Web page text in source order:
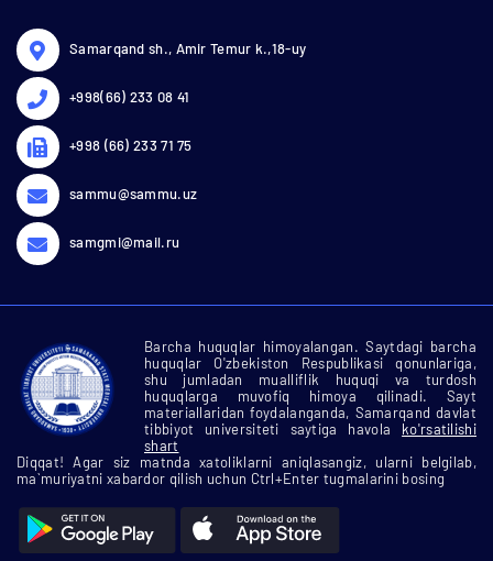
Samarqand sh., Amir Temur k.,18-uy
+998(66) 233 08 41
+998 (66) 233 71 75
sammu@sammu.uz
samgmi@mail.ru
Barcha huquqlar himoyalangan. Saytdagi barcha
huquqlar O'zbekiston Respublikasi qonunlariga,
shu jumladan mualliflik huquqi va turdosh
huquqlarga muvofiq himoya qilinadi. Sayt
materiallaridan foydalanganda, Samarqand davlat
tibbiyot universiteti saytiga havola ko'rsatilishi
shart
Diqqat! Agar siz matnda xatoliklarni aniqlasangiz, ularni belgilab,
ma`muriyatni xabardor qilish uchun Ctrl+Enter tugmalarini bosing